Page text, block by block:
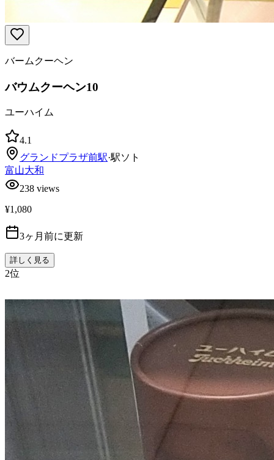
バームクーヘン
バウムクーヘン10
ユーハイム
4.1
グランドプラザ前駅·駅ソト
富山大和
238 views
¥1,080
3ヶ月前に更新
詳しく見る
2位